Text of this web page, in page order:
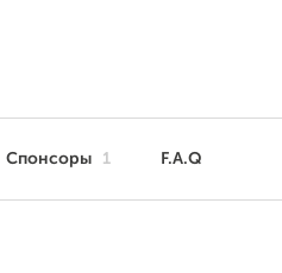
Спонсоры 1 F.A.Q